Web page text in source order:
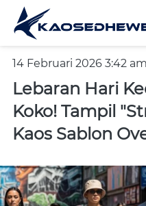
14 Februari 2026 3:42 am
Lebaran Hari
Koko! Tampil
Kaos Sablon